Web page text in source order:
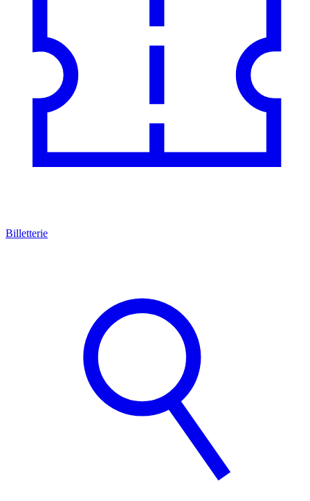
Billetterie